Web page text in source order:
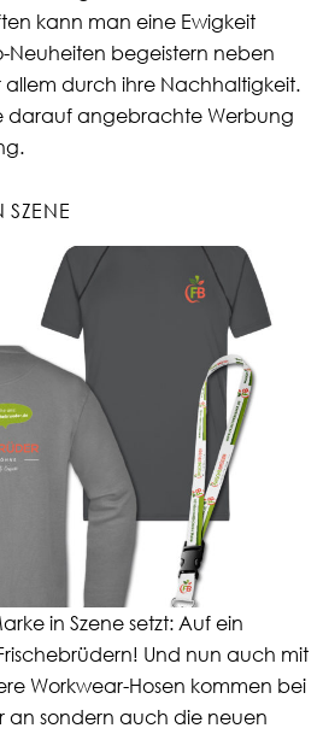
kann man eine Ewigkeit
Neuheiten begeistern neben
allem durch ihre Nachhaltigkeit.
darauf angebrachte Werbung
SZENE
in Szene setzt: Auf ein
Und nun auch mit
Workwear-Hosen kommen bei
an sondern auch die neuen